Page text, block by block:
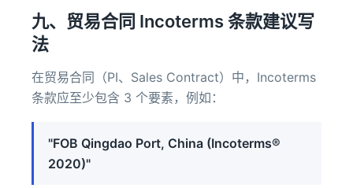
九、贸易合同 Incoterms 条款建议写
法
在贸易合同（PI、Sales Contract）中，Incoterms
条款应至少包含 3 个要素，例如：
"FOB Qingdao Port, China (Incoterms®
2020)"